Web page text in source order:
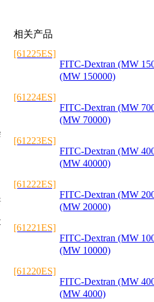
相关产品
[61225ES]
FITC-Dextran (MW
(MW 150000)
[61224ES]
FITC-Dextran (MW
(MW 70000)
[61223ES]
FITC-Dextran (MW
(MW 40000)
[61222ES]
FITC-Dextran (MW
(MW 20000)
[61221ES]
FITC-Dextran (MW
(MW 10000)
[61220ES]
FITC-Dextran (MW
(MW 4000)